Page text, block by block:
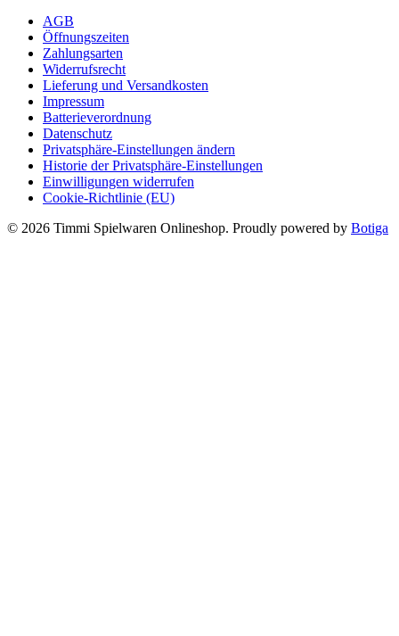
AGB
Öffnungszeiten
Zahlungsarten
Widerrufsrecht
Lieferung und Versandkosten
Impressum
Batterieverordnung
Datenschutz
Privatsphäre-Einstellungen ändern
Historie der Privatsphäre-Einstellungen
Einwilligungen widerrufen
Cookie-Richtlinie (EU)
© 2026 Timmi Spielwaren Onlineshop. Proudly powered by Botiga